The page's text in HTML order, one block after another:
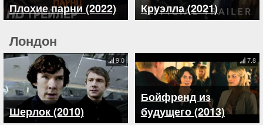
Плохие парни (2022) Круэлла (2021)
Лондон
Шерлок (2010)
9.0
Бойфренд из
будущего (2013)
7.8